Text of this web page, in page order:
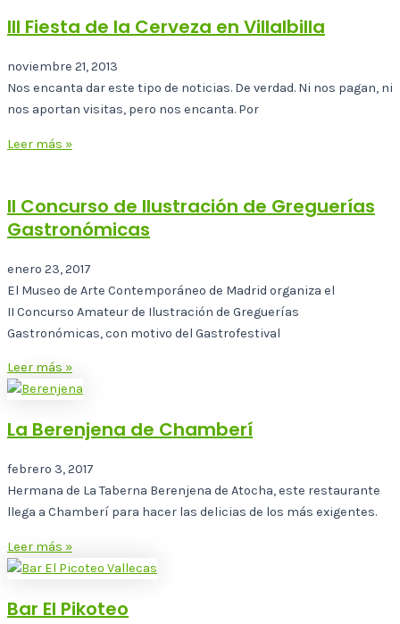
III Fiesta de la Cerveza en Villalbilla
noviembre 21, 2013
Nos encanta dar este tipo de noticias. De verdad. Ni nos pagan, ni
nos aportan visitas, pero nos encanta. Por
Leer más »
II Concurso de Ilustración de Greguerías
Gastronómicas
enero 23, 2017
El Museo de Arte Contemporáneo de Madrid organiza el
II Concurso Amateur de Ilustración de Greguerías
Gastronómicas, con motivo del Gastrofestival
Leer más »
La Berenjena de Chamberí
febrero 3, 2017
Hermana de La Taberna Berenjena de Atocha, este restaurante
llega a Chamberí para hacer las delicias de los más exigentes.
Leer más »
Bar El Pikoteo